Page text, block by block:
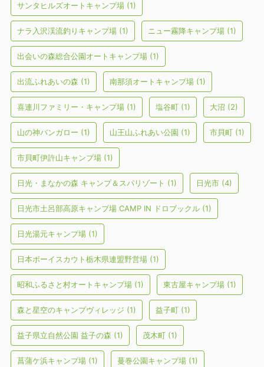
サンタヒルズオートキャンプ場 (1)
ナラ入沢渓流釣りキャンプ場 (1) ニュー霧降キャンプ場 (1)
出会いの森総合公園オートキャンプ場 (1)
出流ふれあいの森 (1) 南那須オートキャンプ場 (1)
喜連川ファミリー・キャンプ場 (1) 塩谷町 (1) 大沼 (2)
山の神バンガロー (1) 山王山ふれあい公園 (1) 市貝町 (1)
市貝町伊許山キャンプ場 (1)
日光・まなかの森 キャンプ＆スパリゾート (1) 日光市 (4)
日光市土呂部高原キャンプ場 CAMP IN ドロブックル (1)
日光湯元キャンプ場 (1)
日本ボーイスカウト栃木県連盟野営場 (1)
昭和ふるさと村オートキャンプ場 (1) 東古屋キャンプ場 (1)
森と星空のキャンプヴィレッジ (1) 益子町 (1)
益子県立自然公園 益子の森 (1) 茂木町 (1)
菖蒲ケ浜キャンプ場 (1) 蔓巻公園キャンプ場 (1)